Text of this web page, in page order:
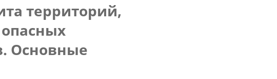
территорий,
Основные